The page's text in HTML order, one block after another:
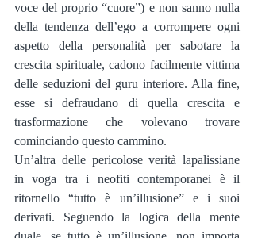
voce del proprio “cuore”) e non sanno nulla
della tendenza dell’ego a corrompere ogni
aspetto della personalità per sabotare la
crescita spirituale, cadono facilmente vittima
delle seduzioni del guru interiore. Alla fine,
esse si defraudano di quella crescita e
trasformazione che volevano trovare
cominciando questo cammino.
Un’altra delle pericolose verità lapalissiane
in voga tra i neofiti contemporanei è il
ritornello “tutto è un’illusione” e i suoi
derivati. Seguendo la logica della mente